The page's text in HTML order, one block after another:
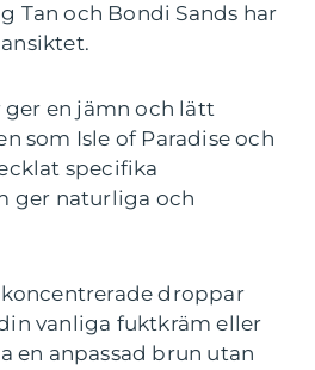
Tan och Bondi Sands har
ger en jämn och lätt
som Isle of Paradise och
specifika
ger naturliga och
droppar
vanliga fuktkräm eller
en anpassad brun utan